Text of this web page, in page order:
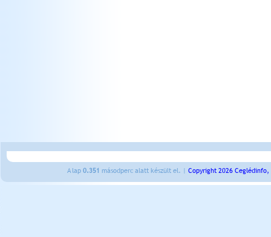
A lap 0.351 másodperc alatt készült el. | Copyright 2026